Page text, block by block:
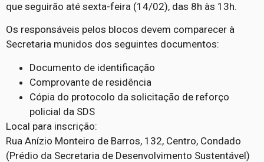
que seguirão até sexta-feira (14/02), das 8h às 13h.
Os responsáveis pelos blocos devem comparecer à
Secretaria munidos dos seguintes documentos:
Documento de identificação
Comprovante de residência
Cópia do protocolo da solicitação de reforço
policial da SDS
Local para inscrição:
Rua Anízio Monteiro de Barros, 132, Centro, Condado
(Prédio da Secretaria de Desenvolvimento Sustentável)